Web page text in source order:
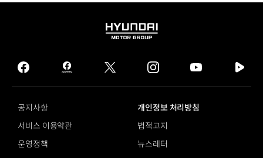
HYUNDAI
GROUP
facebook
hmg
journal
twitter instagram
tv
공지사항
개인정보 처리방침
서비스 이용약관
법적고지
운영정책
뉴스레터